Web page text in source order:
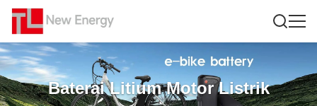
Baterai Litium Motor Listrik